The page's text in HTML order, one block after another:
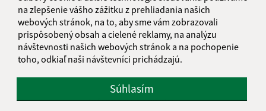
na zlepšenie vášho zážitku z prehliadania našich
webových stránok, na to, aby sme vám zobrazovali
prispôsobený obsah a cielené reklamy, na analýzu
návštevnosti našich webových stránok a na pochopenie
toho, odkiaľ naši návštevníci prichádzajú.
Súhlasím
Informácie o stránke: